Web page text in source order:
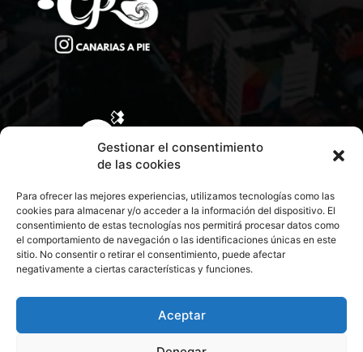
Gestionar el consentimiento
de las cookies
Para ofrecer las mejores experiencias, utilizamos tecnologías como las
cookies para almacenar y/o acceder a la información del dispositivo. El
consentimiento de estas tecnologías nos permitirá procesar datos como
el comportamiento de navegación o las identificaciones únicas en este
sitio. No consentir o retirar el consentimiento, puede afectar
negativamente a ciertas características y funciones.
Aceptar
CONTACTA CON NOSOTROS